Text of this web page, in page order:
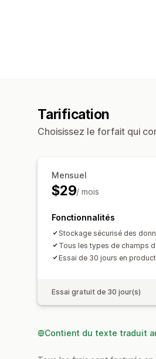
Tarification
Choisissez le forfait qui
Mensuel
$29/ mois
Fonctionnalités
Stockage sécurisé des
Tous les types de champs
Essai de 30 jours en
Essai gratuit de 30 jour(s)
Contient du texte traduit